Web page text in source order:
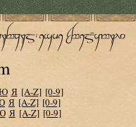
Я [A-Z] [0-9]
Я [A-Z] [0-9]
Я [A-Z] [0-9]